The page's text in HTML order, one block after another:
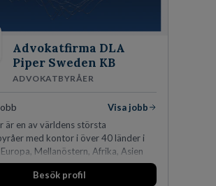
Advokatfirma DLA
Piper Sweden KB
ADVOKATBYRÅER
Visa jobb
är en av världens största
med kontor i över 40 länder i
Mellanöstern, Afrika, Asien
Vi är specialister inom
alla områden och vi har några
Besök profil